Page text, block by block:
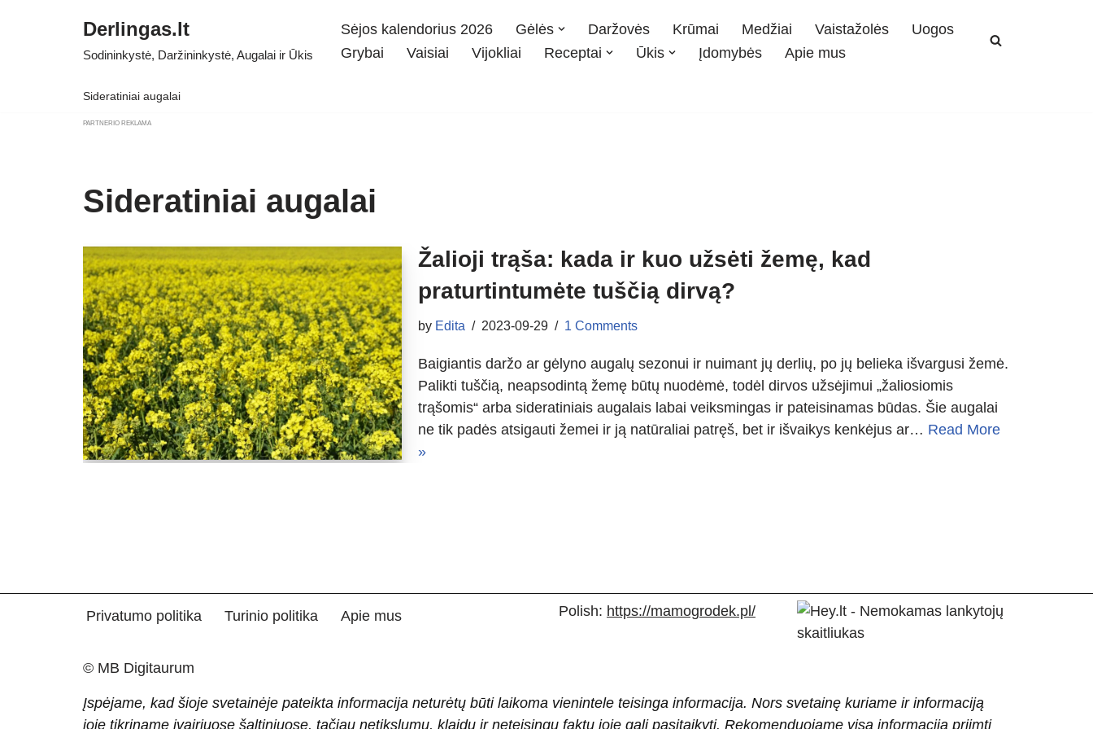
Derlingas.lt
Sodininkystė, Daržininkystė, Augalai ir Ūkis
Sėjos kalendorius 2026 Gėlės Daržovės Krūmai Medžiai Vaistažolės
Uogos
Grybai
Vaisiai Vijokliai Receptai Ūkis Įdomybės Apie mus
Sideratiniai augalai
PARTNERIO REKLAMA
Sideratiniai augalai
Žalioji trąša: kada ir kuo užsėti žemę, kad
praturtintumėte tuščią dirvą?
by Edita 2023-09-29 1 Comments
Baigiantis daržo ar gėlyno augalų sezonui ir nuimant jų derlių, po jų belieka išvargusi žemė.
Palikti tuščią, neapsodintą žemę būtų nuodėmė, todėl dirvos užsėjimui „žaliosiomis
trąšomis“ arba sideratiniais augalais labai veiksmingas ir pateisinamas būdas. Šie augalai
ne tik padės atsigauti žemei ir ją natūraliai patręš, bet ir išvaikys kenkėjus ar… Read More
»
Privatumo politika Turinio politika Apie mus Polish: https://mamogrodek.pl/
© MB Digitaurum
Įspėjame, kad šioje svetainėje pateikta informacija neturėtų būti laikoma vienintele teisinga informacija. Nors svetainę kuriame ir informaciją
joje tikriname įvairiuose šaltiniuose, tačiau netikslumų, klaidų ir neteisingų faktų joje gali pasitaikyti. Rekomenduojame visą informaciją priimti